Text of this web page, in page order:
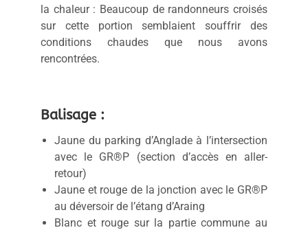
la chaleur : Beaucoup de randonneurs croisés
sur cette portion semblaient souffrir des
conditions chaudes que nous avons
rencontrées.
Balisage :
Jaune du parking d’Anglade à l’intersection
avec le GR®P (section d’accès en aller-
retour)
Jaune et rouge de la jonction avec le GR®P
au déversoir de l’étang d’Araing
Blanc et rouge sur la partie commune au